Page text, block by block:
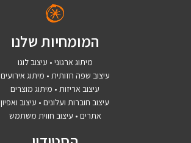
המומחיות שלנו
מיתוג ארגוני • עיצוב לוגו
עיצוב שפה חזותית • מיתוג אירועים
עיצוב אריזות • מיתוג מוצרים
עיצוב חוברות ועלונים • עיצוב ואפיון
אתרים • עיצוב חווית משתמש